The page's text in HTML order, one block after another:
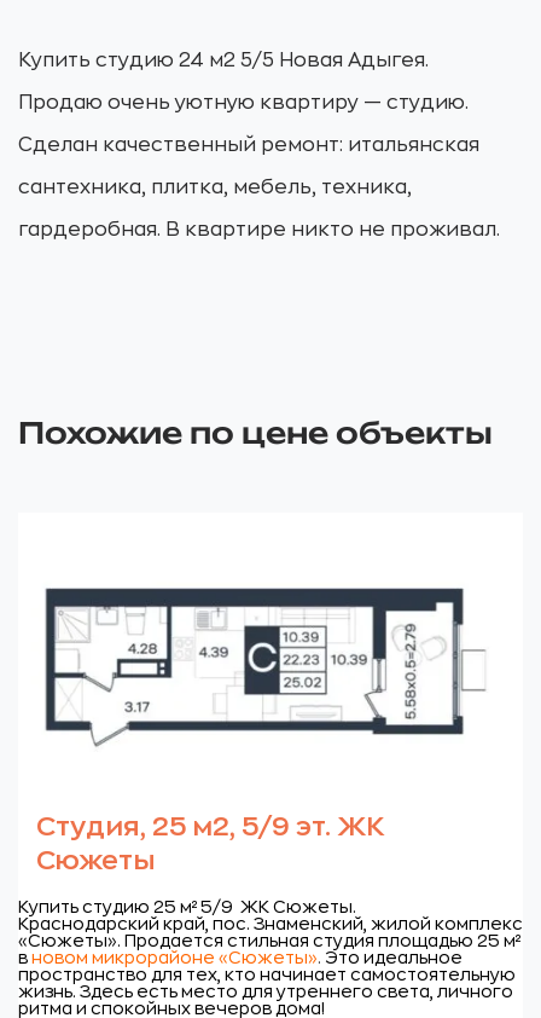
Купить студию 24 м2 5/5 Новая Адыгея.
Продаю очень уютную квартиру — студию.
Сделан качественный ремонт: итальянская
сантехника, плитка, мебель, техника,
гардеробная. В квартире никто не проживал.
Похожие по цене объекты
Студия, 25 м2, 5/9 эт. ЖК
Сюжеты
Купить студию 25 м² 5/9 ЖК Сюжеты.
Краснодарский край, пос. Знаменский, жилой комплекс
«Сюжеты». Продается стильная студия площадью 25 м²
в новом микрорайоне «Сюжеты». Это идеальное
пространство для тех, кто начинает самостоятельную
жизнь. Здесь есть место для утреннего света, личного
ритма и спокойных вечеров дома!